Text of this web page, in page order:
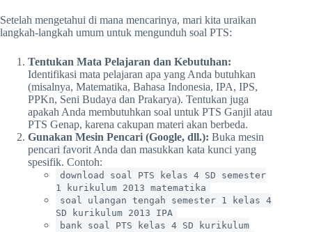
Setelah mengetahui di mana mencarinya, mari kita uraikan
langkah-langkah umum untuk mengunduh soal PTS:
Tentukan Mata Pelajaran dan Kebutuhan:
Identifikasi mata pelajaran apa yang Anda butuhkan
(misalnya, Matematika, Bahasa Indonesia, IPA, IPS,
PPKn, Seni Budaya dan Prakarya). Tentukan juga
apakah Anda membutuhkan soal untuk PTS Ganjil atau
PTS Genap, karena cakupan materi akan berbeda.
Gunakan Mesin Pencari (Google, dll.): Buka mesin
pencari favorit Anda dan masukkan kata kunci yang
spesifik. Contoh:
download soal PTS kelas 4 SD semester
1 kurikulum 2013 matematika
soal ulangan tengah semester 1 kelas 4
SD kurikulum 2013 IPA
bank soal PTS kelas 4 SD kurikulum